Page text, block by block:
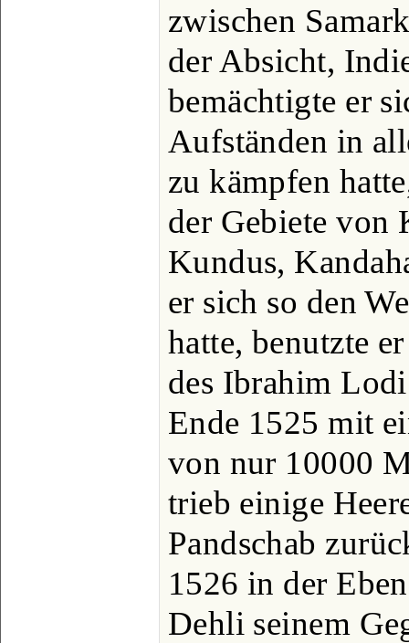
zwischen
der Absicht,
bemächtigte er
Aufständen in
zu kämpfen
der Gebiete von
Kundus,
er sich so den
hatte, benutzte
des Ibrahim
Ende 1525 mit
von nur 10000
trieb einige
Pandschab
1526 in der
Dehli seinem